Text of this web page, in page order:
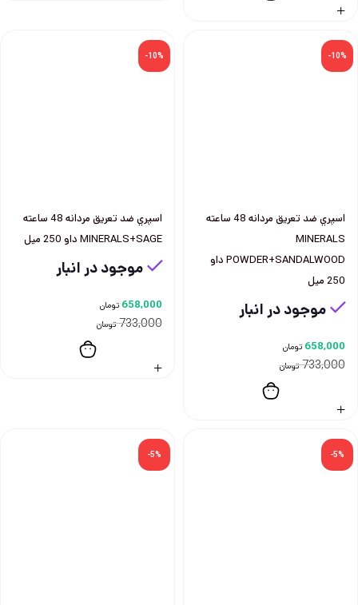
-10%
اسپري ضد تعريق مردانه 48 ساعته
MINERALS
POWDER+SANDALWOOD داو
250 ميل
موجود در انبار
733,000 تومان
658,000 تومان
-10%
اسپري ضد تعريق مردانه 48 ساعته
MINERALS+SAGE داو 250 ميل
موجود در انبار
733,000 تومان
658,000 تومان
-5%
-5%